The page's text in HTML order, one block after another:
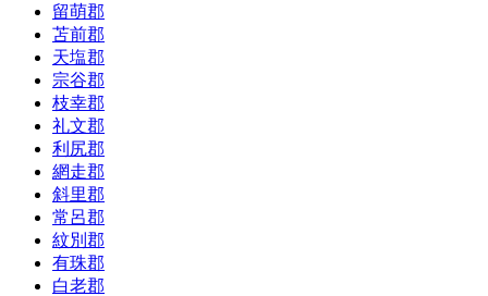
留萌郡
苫前郡
天塩郡
宗谷郡
枝幸郡
礼文郡
利尻郡
網走郡
斜里郡
常呂郡
紋別郡
有珠郡
白老郡